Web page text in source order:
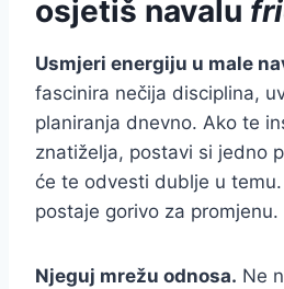
osjetiš navalu
Usmjeri energiju u male
fascinira nečija disciplina,
planiranja dnevno. Ako te
znatiželja, postavi si jedno
će te odvesti dublje u
postaje gorivo za promjenu.
Njeguj mrežu odnosa. Ne